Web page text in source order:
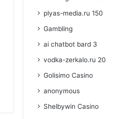
plyas-media.ru 150
Gambling
ai chatbot bard 3
vodka-zerkalo.ru 20
Golisimo Casino
anonymous
Shelbywin Casino